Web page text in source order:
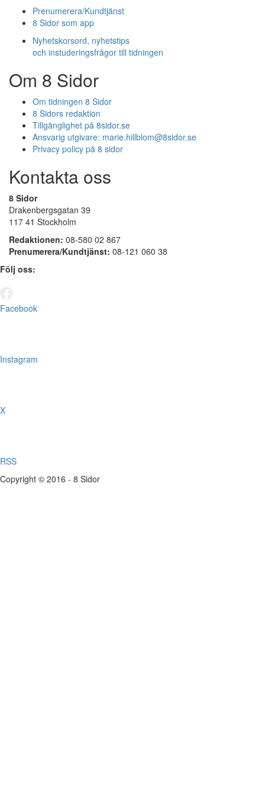
Prenumerera/Kundtjänst
8 Sidor som app
Nyhetskorsord, nyhetstips
och instuderingsfrågor till tidningen
Om 8 Sidor
Om tidningen 8 Sidor
8 Sidors redaktion
Tillgänglighet på 8sidor.se
Ansvarig utgivare: marie.hillblom@8sidor.se
Privacy policy på 8 sidor
Kontakta oss
8 Sidor
Drakenbergsgatan 39
117 41 Stockholm
Redaktionen: 08-580 02 867
Prenumerera/Kundtjänst: 08-121 060 38
Följ oss:
Facebook
Instagram
X
RSS
Copyright © 2016 - 8 Sidor